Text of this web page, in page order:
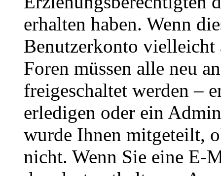
erhalten haben. Wenn
Benutzerkonto
Foren müssen alle neu
freigeschaltet werden –
erledigen oder ein
wurde Ihnen mitgeteilt,
nicht. Wenn Sie eine E-